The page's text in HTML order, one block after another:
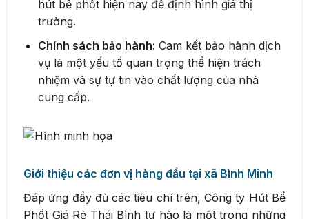
hút bể phốt hiện nay để định hình giá thị
trường.
Chính sách bảo hành: Cam kết bảo hành dịch
vụ là một yếu tố quan trọng thể hiện trách
nhiệm và sự tự tin vào chất lượng của nhà
cung cấp.
Giới thiệu các đơn vị hàng đầu tại xã Bình Minh
Đáp ứng đầy đủ các tiêu chí trên, Công ty Hút Bể
Phốt Giá Rẻ Thái Bình tự hào là một trong những